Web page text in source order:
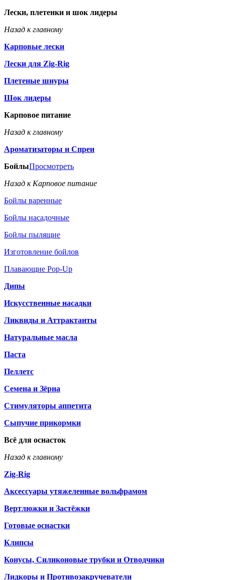
Лески, плетенки и шок лидеры
Назад к главному
Карповые лески
Лески для Zig-Rig
Плетеные шнуры
Шок лидеры
Карповое питание
Назад к главному
Ароматизаторы и Спреи
БойлыПросмотреть
Назад к Карповое питание
Бойлы варенные
Бойлы насадочные
Бойлы пылящие
Изготовление бойлов
Плавающие Pop-Up
Дипы
Искусственные насадки
Ликвиды и Аттрактанты
Натуральные масла
Паста
Пеллетс
Семена и Зёрна
Стимуляторы аппетита
Сыпучие прикормки
Всё для оснасток
Назад к главному
Zig-Rig
Аксессуары утяжеленные вольфрамом
Вертлюжки и Застёжки
Готовые оснастки
Клипсы
Конусы, Силиконовые трубки и Отводчики
Лидкоры и Противозакручеватели